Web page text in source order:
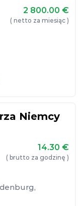
2 800.00 €
( netto za miesiąc )
Niemcy
14.30 €
( brutto za godzinę )
,